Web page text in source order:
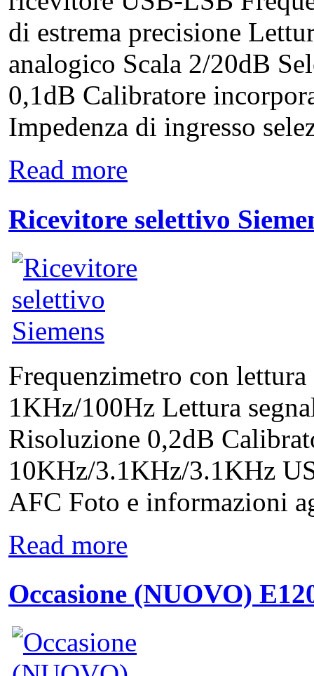
di estrema precisione
analogico Scala 2/20dB
0,1dB Calibratore
Impedenza di ingresso
Read more
Ricevitore selettivo
Frequenzimetro con
1KHz/100Hz Lettura
Risoluzione 0,2dB
10KHz/3.1KHz/3.1KHz
AFC Foto e informazioni
Read more
Occasione (NUOVO)